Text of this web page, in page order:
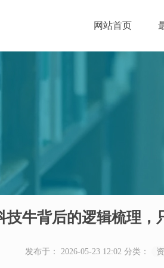
网站首页
技牛背后的逻辑梳理，
发布于： 2026-05-23 12:02 分类：